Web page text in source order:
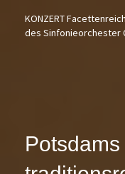
KONZERT
des Sinfonieorchester
Potsdams